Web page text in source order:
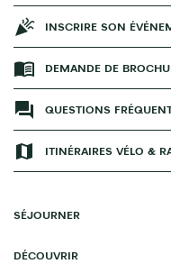
INSCRIRE SON
DEMANDE DE
QUESTIONS
ITINÉRAIRES VÉLO &
SÉJOURNER
DÉCOUVRIR